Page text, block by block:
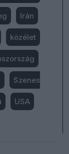
Irán
közélet
Szenes
USA